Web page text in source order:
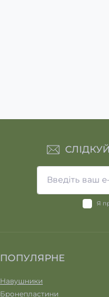
Я
ПОПУЛЯРНЕ
Навушники
Бронепластини